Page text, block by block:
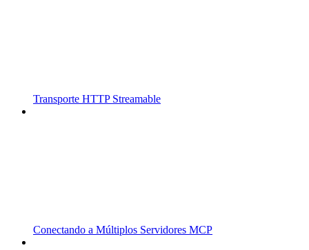
Transporte HTTP Streamable
Conectando a Múltiplos Servidores MCP